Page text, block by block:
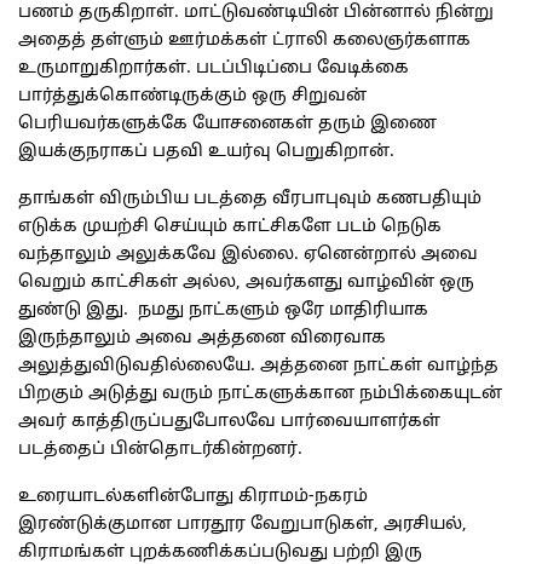
பணம் தருகிறாள். மாட்டுவண்டியின் பின்னால் நின்று
அதைத் தள்ளும் ஊர்மக்கள் ட்ராலி கலைஞர்களாக
உருமாறுகிறார்கள். படப்பிடிப்பை வேடிக்கை
பார்த்துக்கொண்டிருக்கும் ஒரு சிறுவன்
பெரியவர்களுக்கே யோசனைகள் தரும் இணை
இயக்குநராகப் பதவி உயர்வு பெறுகிறான்.
தாங்கள் விரும்பிய படத்தை வீரபாபுவும் கணபதியும்
எடுக்க முயற்சி செய்யும் காட்சிகளே படம் நெடுக
வந்தாலும் அலுக்கவே இல்லை. ஏனென்றால் அவை
வெறும் காட்சிகள் அல்ல, அவர்களது வாழ்வின் ஒரு
துண்டு இது. நமது நாட்களும் ஒரே மாதிரியாக
இருந்தாலும் அவை அத்தனை விரைவாக
அலுத்துவிடுவதில்லையே. அத்தனை நாட்கள் வாழ்ந்த
பிறகும் அடுத்து வரும் நாட்களுக்கான நம்பிக்கையுடன்
அவர் காத்திருப்பதுபோலவே பார்வையாளர்கள்
படத்தைப் பின்தொடர்கின்றனர்.
உரையாடல்களின்போது கிராமம்-நகரம்
இரண்டுக்குமான பாரதூர வேறுபாடுகள், அரசியல்,
கிராமங்கள் புறக்கணிக்கப்படுவது பற்றி இரு